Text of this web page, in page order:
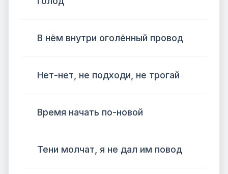
В нём внутри оголённый провод
Нет-нет, не подходи, не трогай
Время начать по-новой
Тени молчат, я не дал им повод